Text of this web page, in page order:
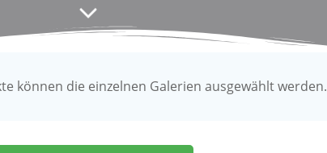
können die einzelnen Galerien ausgewählt werden.